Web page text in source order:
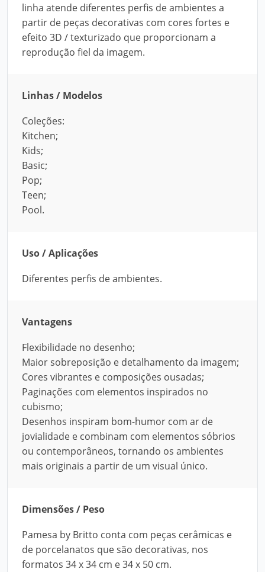
linha atende diferentes perfis de ambientes a
partir de peças decorativas com cores fortes e
efeito 3D / texturizado que proporcionam a
reprodução fiel da imagem.
Linhas / Modelos
Coleções:
Kitchen;
Kids;
Basic;
Pop;
Teen;
Pool.
Uso / Aplicações
Diferentes perfis de ambientes.
Vantagens
Flexibilidade no desenho;
Maior sobreposição e detalhamento da imagem;
Cores vibrantes e composições ousadas;
Paginações com elementos inspirados no
cubismo;
Desenhos inspiram bom-humor com ar de
jovialidade e combinam com elementos sóbrios
ou contemporâneos, tornando os ambientes
mais originais a partir de um visual único.
Dimensões / Peso
Pamesa by Britto conta com peças cerâmicas e
de porcelanatos que são decorativas, nos
formatos 34 x 34 cm e 34 x 50 cm.